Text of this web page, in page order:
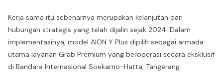
Kerja sama itu sebenarnya merupakan kelanjutan dari
hubungan strategis yang telah dijalin sejak 2024. Dalam
implementasinya, model AION Y Plus dipilih sebagai armada
utama layanan Grab Premium yang beroperasi secara eksklusif
di Bandara Internasional Soekarno-Hatta, Tangerang.